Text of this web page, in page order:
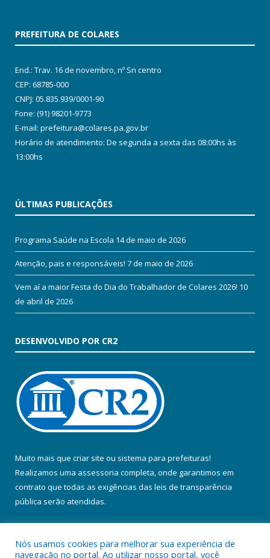
PREFEITURA DE COLARES
End.: Trav. 16 de novembro, nº Sn centro
CEP: 68785-000
CNPJ: 05.835.939/0001-90
Fone: (91) 98201-9773
E-mail: prefeitura@colares.pa.gov.br
Horário de atendimento: De segunda a sexta das 08:00hs às
13:00hs
ÚLTIMAS PUBLICAÇÕES
Programa Saúde na Escola 14 de maio de 2026
Atenção, pais e responsáveis! 7 de maio de 2026
Vem aí a maior Festa do Dia do Trabalhador de Colares 2026! 10
de abril de 2026
DESENVOLVIDO POR CR2
Muito mais que criar site ou sistema para prefeituras!
Realizamos uma assessoria completa, onde garantimos em
contrato que todas as exigências das leis de transparência
pública serão atendidas.
Nós usamos cookies para melhorar sua experiência de
navegação no portal. Ao utilizar nosso portal, você